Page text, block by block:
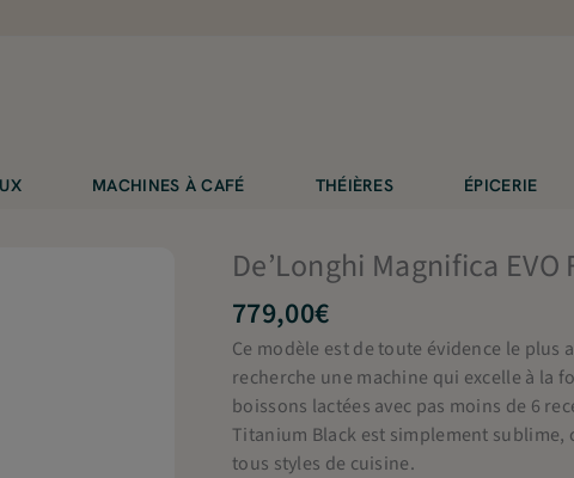
MACHINES À CAFÉ THÉIÈRES ÉPICERIE
De’Longhi Magnifica EVO
779,00€
Ce modèle est de toute évidence le plus
recherche une machine qui excelle à la
boissons lactées avec pas moins de 6
Titanium Black est simplement sublime,
tous styles de cuisine.